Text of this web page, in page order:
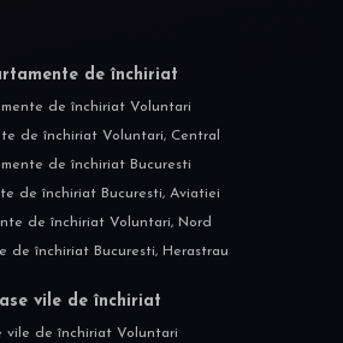
de închiriat
de închiriat Voluntari
de închiriat Voluntari, Central
de închiriat Bucuresti
de închiriat Bucuresti, Aviatiei
de închiriat Voluntari, Nord
de închiriat Bucuresti, Herastrau
vile de închiriat
vile de închiriat Voluntari